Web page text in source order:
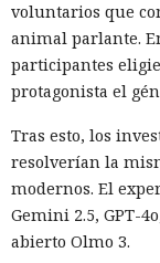
voluntarios que
animal parlante.
participantes
protagonista el
Tras esto, los
resolverían la
modernos. El
Gemini 2.5, GPT-
abierto Olmo 3.